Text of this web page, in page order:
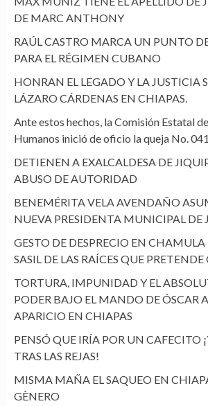
DE MARC ANTHONY
RAÚL CASTRO MARCA UN PUNTO
PARA EL RÉGIMEN CUBANO
HONRAN EL LEGADO Y LA JUSTICIA
LÁZARO CÁRDENAS EN CHIAPAS.
Ante estos hechos, la Comisión Estatal
Humanos inició de oficio la queja No.
DETIENEN A EXALCALDESA DE
ABUSO DE AUTORIDAD
BENEMÉRITA VELA AVENDAÑO
NUEVA PRESIDENTA MUNICIPAL DE
GESTO DE DESPRECIO EN
SASIL DE LAS RAÍCES QUE
TORTURA, IMPUNIDAD Y EL
PODER BAJO EL MANDO DE ÓSCAR
APARICIO EN CHIAPAS
PENSÓ QUE IRÍA POR UN CAFECITO
TRAS LAS REJAS!
MISMA MAÑA EL SAQUEO EN
GÈNERO